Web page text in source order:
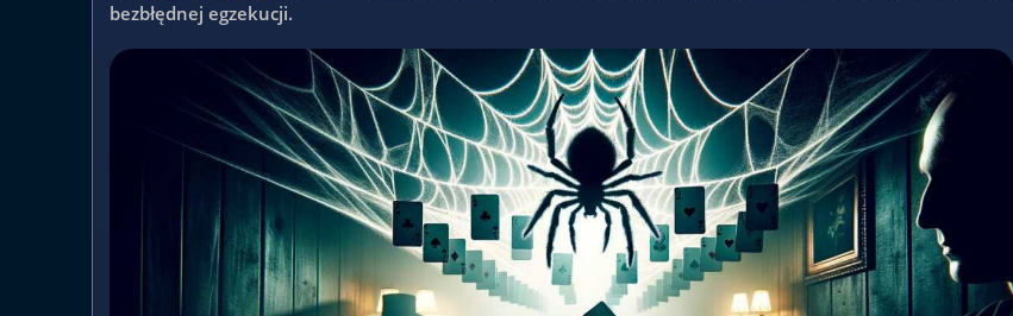
bezbłędnej egzekucji.